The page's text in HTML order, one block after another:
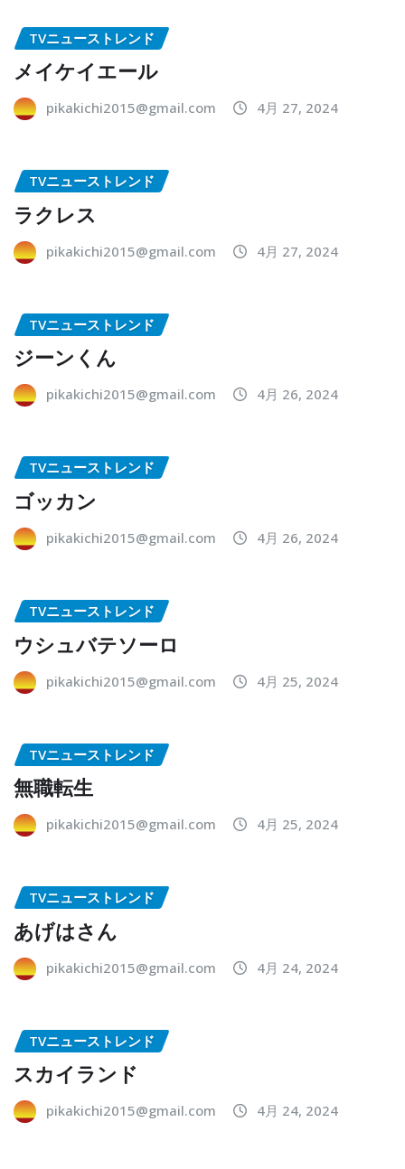
TVニューストレンド
メイケイエール
pikakichi2015@gmail.com 4月 27, 2024
TVニューストレンド
ラクレス
pikakichi2015@gmail.com 4月 27, 2024
TVニューストレンド
ジーンくん
pikakichi2015@gmail.com 4月 26, 2024
TVニューストレンド
ゴッカン
pikakichi2015@gmail.com 4月 26, 2024
TVニューストレンド
ウシュバテソーロ
pikakichi2015@gmail.com 4月 25, 2024
TVニューストレンド
無職転生
pikakichi2015@gmail.com 4月 25, 2024
TVニューストレンド
あげはさん
pikakichi2015@gmail.com 4月 24, 2024
TVニューストレンド
スカイランド
pikakichi2015@gmail.com 4月 24, 2024